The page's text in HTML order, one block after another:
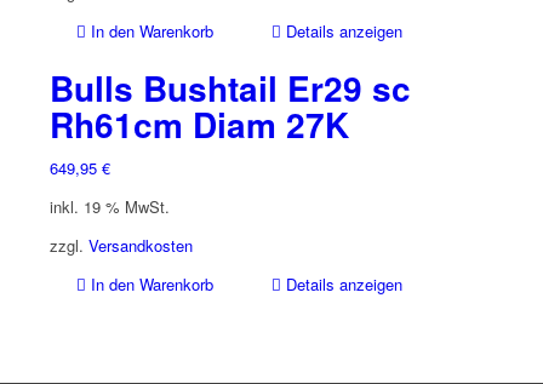
gewählt
werden
In den Warenkorb
Details anzeigen
Bulls Bushtail Er29 sc
Rh61cm Diam 27K
649,95 €
inkl. 19 % MwSt.
zzgl. Versandkosten
In den Warenkorb
Details anzeigen